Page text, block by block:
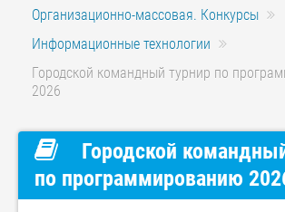
Организационно-массовая. Конкурсы
Информационные технологии
Городской командный турнир по
2026
Городской
по программированию